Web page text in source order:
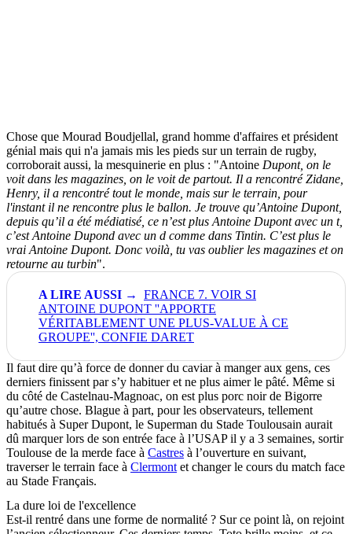
Chose que Mourad Boudjellal, grand homme d'affaires et président
génial mais qui n'a jamais mis les pieds sur un terrain de rugby,
corroborait aussi, la mesquinerie en plus : "Antoine Dupont, on le
voit dans les magazines, on le voit de partout. Il a rencontré Zidane,
Henry, il a rencontré tout le monde, mais sur le terrain, pour
l'instant il ne rencontre plus le ballon. Je trouve qu’Antoine Dupont,
depuis qu’il a été médiatisé, ce n’est plus Antoine Dupont avec un t,
c’est Antoine Dupond avec un d comme dans Tintin. C’est plus le
vrai Antoine Dupont. Donc voilà, tu vas oublier les magazines et on
retourne au turbin".
FRANCE 7. VOIR SI
ANTOINE DUPONT ''APPORTE
VÉRITABLEMENT UNE PLUS-VALUE À CE
GROUPE'', CONFIE DARET
Il faut dire qu’à force de donner du caviar à manger aux gens, ces
derniers finissent par s’y habituer et ne plus aimer le pâté. Même si
du côté de Castelnau-Magnoac, on est plus porc noir de Bigorre
qu’autre chose. Blague à part, pour les observateurs, tellement
habitués à Super Dupont, le Superman du Stade Toulousain aurait
dû marquer lors de son entrée face à l’USAP il y a 3 semaines, sortir
Toulouse de la merde face à Castres à l’ouverture en suivant,
traverser le terrain face à Clermont et changer le cours du match face
au Stade Français.
La dure loi de l'excellence
Est-il rentré dans une forme de normalité ? Sur ce point là, on rejoint